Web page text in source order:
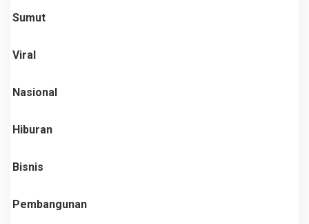
Sumut
Viral
Nasional
Hiburan
Bisnis
Pembangunan